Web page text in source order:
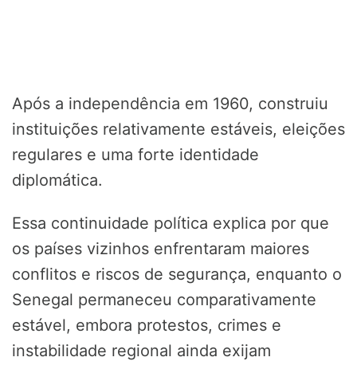
Após a independência em 1960, construiu
instituições relativamente estáveis, eleições
regulares e uma forte identidade
diplomática.
Essa continuidade política explica por que
os países vizinhos enfrentaram maiores
conflitos e riscos de segurança, enquanto o
Senegal permaneceu comparativamente
estável, embora protestos, crimes e
instabilidade regional ainda exijam